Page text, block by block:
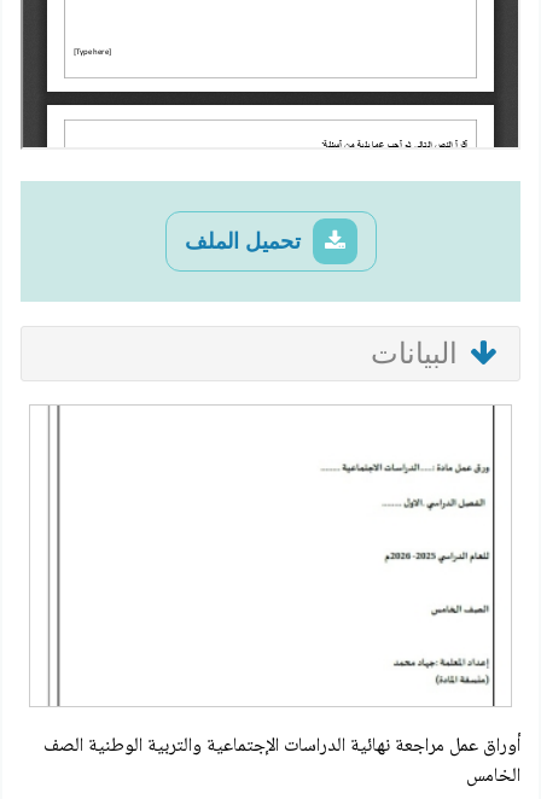
تحميل الملف
البيانات
أوراق عمل مراجعة نهائية الدراسات الإجتماعية والتربية الوطنية الصف
الخامس